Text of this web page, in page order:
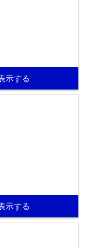
示する
示する